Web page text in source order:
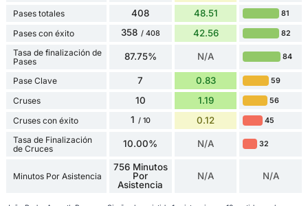
Pases totales 408 48.51 81
Pases con éxito 358 / 408 42.56 82
Tasa de finalización de
Pases
87.75% N/A 84
Pase Clave 7 0.83 59
Cruses 10 1.19 56
Cruses con éxito 1 / 10 0.12 45
Tasa de Finalización
de Cruces
10.00% N/A 32
Minutos Por Asistencia
756 Minutos
Por
Asistencia
N/A N/A